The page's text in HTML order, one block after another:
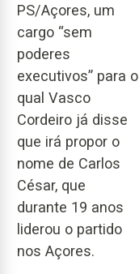
PS/Açores, um
cargo “sem
poderes
executivos” para o
qual Vasco
Cordeiro já disse
que irá propor o
nome de Carlos
César, que
durante 19 anos
liderou o partido
nos Açores.